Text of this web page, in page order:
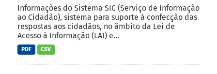
Informações do Sistema SIC (Serviço de Informação
ao Cidadão), sistema para suporte à confecção das
respostas aos cidadãos, no âmbito da Lei de
Acesso à Informação (LAI) e...
PDF CSV